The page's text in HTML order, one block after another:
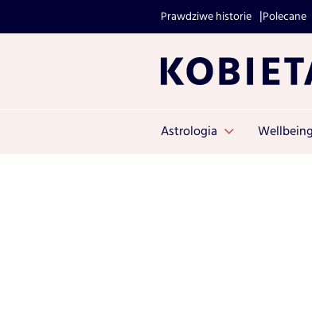
Prawdziwe historie Polecane
Astrologia Wellbeing